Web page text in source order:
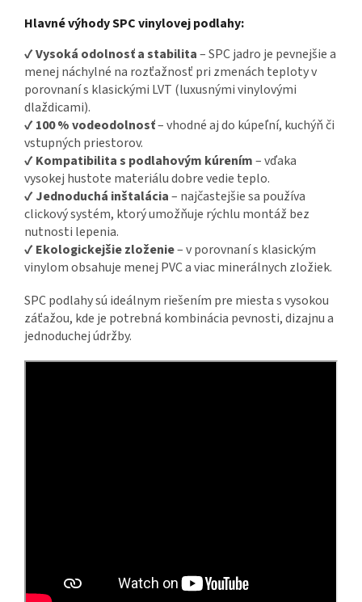
Hlavné výhody SPC vinylovej podlahy:
✔Vysoká odolnosť a stabilita– SPC jadro je pevnejšie a
menej náchylné na rozťažnosť pri zmenách teploty v
porovnaní s klasickými LVT (luxusnými vinylovými
dlaždicami).
✔100 % vodeodolnosť– vhodné aj do kúpeľní, kuchýň či
vstupných priestorov.
✔Kompatibilita s podlahovým kúrením– vďaka
vysokej hustote materiálu dobre vedie teplo.
✔Jednoduchá inštalácia– najčastejšie sa používa
clickový systém, ktorý umožňuje rýchlu montáž bez
nutnosti lepenia.
✔Ekologickejšie zloženie– v porovnaní s klasickým
vinylom obsahuje menej PVC a viac minerálnych zložiek.
SPC podlahy sú ideálnym riešením pre miesta s vysokou
záťažou, kde je potrebná kombinácia pevnosti, dizajnu a
jednoduchej údržby.